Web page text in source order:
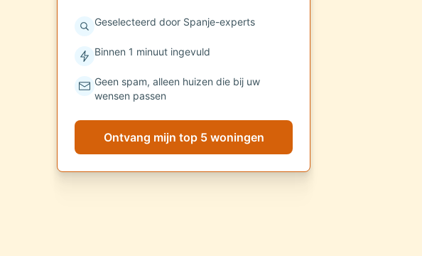
Geselecteerd door Spanje-experts
Binnen 1 minuut ingevuld
Geen spam, alleen huizen die bij uw
wensen passen
Ontvang mijn top 5 woningen